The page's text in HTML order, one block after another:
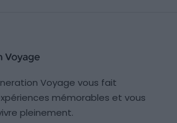
Voyage vous fait
mémorables et vous
pleinement.